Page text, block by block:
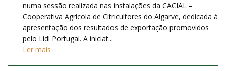
numa sessão realizada nas instalações da CACIAL –
Cooperativa Agrícola de Citricultores do Algarve, dedicada à
apresentação dos resultados de exportação promovidos
pelo Lidl Portugal. A iniciat...
Ler mais